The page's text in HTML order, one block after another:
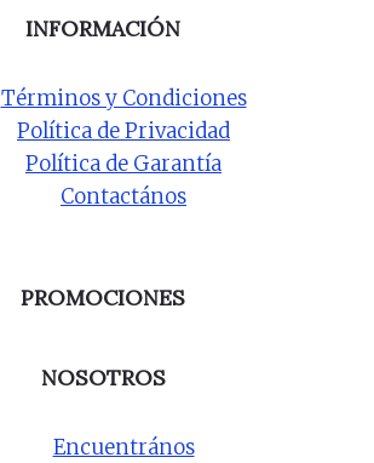
INFORMACIÓN
Términos y Condiciones
Política de Privacidad
Política de Garantía
Contactános
PROMOCIONES
NOSOTROS
Encuentrános